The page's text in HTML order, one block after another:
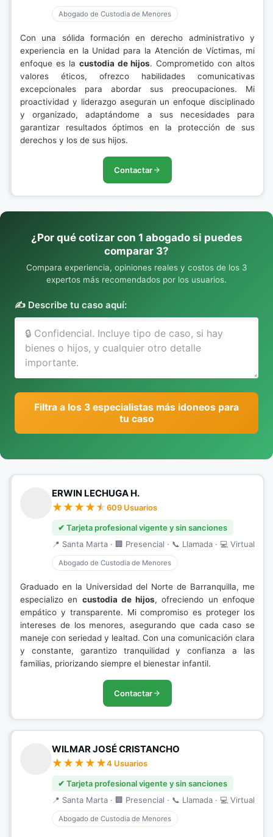
Abogado de Custodia de Menores
Con una sólida formación en derecho administrativo y
experiencia en la Unidad para la Atención de Víctimas, mi
enfoque es la custodia de hijos. Comprometido con altos
valores éticos, ofrezco habilidades comunicativas
excepcionales para abordar sus preocupaciones. Mi
proactividad y liderazgo aseguran un enfoque disciplinado
y organizado, adaptándome a sus necesidades para
garantizar resultados óptimos en la protección de sus
derechos y los de sus hijos.
Contactar
¿Por qué cotizar con 1 abogado si puedes
comparar 3?
Compara experiencia, opiniones reales y costos de los 3
expertos más recomendados por los usuarios.
✍️ Describe tu caso aquí:
Filtra a los 3 especialistas más idoneos para
tu caso
ERWIN LECHUGA H.
609 Usuarios
✔ Tarjeta profesional vigente y sin sanciones
📍 Santa Marta · 🏢 Presencial · 📞 Llamada · 💻 Virtual
Abogado de Custodia de Menores
Graduado en la Universidad del Norte de Barranquilla, me
especializo en custodia de hijos, ofreciendo un enfoque
empático y transparente. Mi compromiso es proteger los
intereses de los menores, asegurando que cada caso se
maneje con seriedad y lealtad. Con una comunicación clara
y constante, garantizo tranquilidad y confianza a las
familias, priorizando siempre el bienestar infantil.
Contactar
WILMAR JOSÉ CRISTANCHO
4 Usuarios
✔ Tarjeta profesional vigente y sin sanciones
📍 Santa Marta · 🏢 Presencial · 📞 Llamada · 💻 Virtual
Abogado de Custodia de Menores